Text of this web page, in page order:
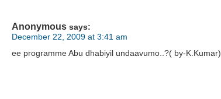
Anonymous says:
December 22, 2009 at 3:41 am
ee programme Abu dhabiyil undaavumo..?( by-K.Kumar)